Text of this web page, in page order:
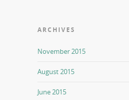
ARCHIVES
November 2015
August 2015
June 2015